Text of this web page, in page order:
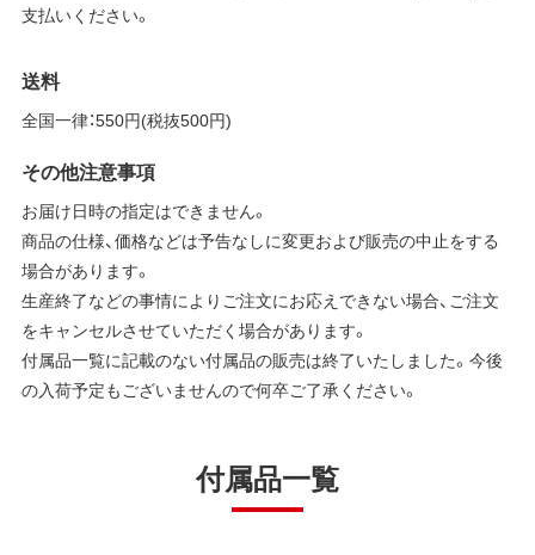
支払いください。
送料
全国一律：550円(税抜500円)
その他注意事項
お届け日時の指定はできません。
商品の仕様、価格などは予告なしに変更および販売の中止をする
場合があります。
生産終了などの事情によりご注文にお応えできない場合、ご注文
をキャンセルさせていただく場合があります。
付属品一覧に記載のない付属品の販売は終了いたしました。今後
の入荷予定もございませんので何卒ご了承ください。
付属品一覧